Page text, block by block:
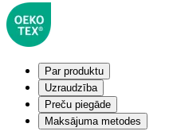
Par produktu
Uzraudzība
Preču piegāde
Maksājuma metodes